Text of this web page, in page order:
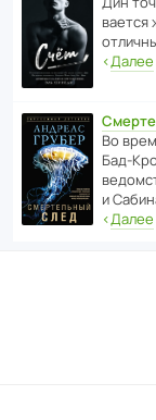
ва­ется
‹Далее
Во
и
‹Далее